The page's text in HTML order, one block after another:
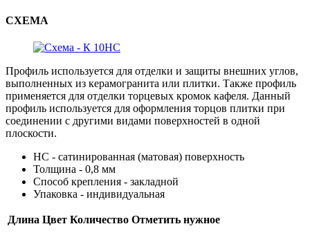
СХЕМА
Профиль используется для отделки и защиты внешних углов,
выполненных из керамогранита или плитки. Также профиль
применяется для отделки торцевых кромок кафеля. Данный
профиль используется для оформления торцов плитки при
соединении с другими видами поверхностей в одной
плоскости.
НС - сатинированная (матовая) поверхность
Толщина - 0,8 мм
Способ крепления - закладной
Упаковка - индивидуальная
Длина Цвет Количество Отметить нужное